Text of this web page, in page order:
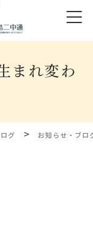
まれ変わ
グ > お知らせ・ブロ